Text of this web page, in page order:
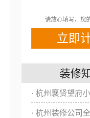
请放心填写，您
装修